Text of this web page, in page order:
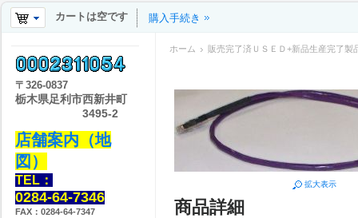
カートは空です 購入手続き
ホーム 販売完了済ＵＳＥＤ+新品生産完了製
拡大表示
商品詳細
〒 326-0837
栃木県足利市西新井町
3495-2
店舗案内（地
図）
TEL：
0284-64-7346
FAX：0284-64-7347